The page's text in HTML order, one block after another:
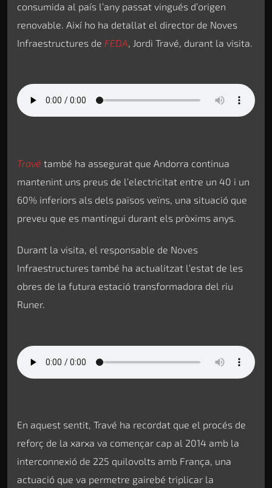
consumida al país l’any passat vingués d’origen
renovable. Així ho ha detallat el director de Noves
Infraestructures de FEDA, Jordi Travé, durant la visita.
Travé també ha assegurat que Andorra continua
mantenint uns preus de l’electricitat entre un 40 i un
60% inferiors als dels països veïns, una situació que
preveu que es mantingui durant els pròxims anys.
Durant la visita, el responsable de Noves
Infraestructures també ha actualitzat l’estat de les
obres de la futura estació transformadora del riu
Runer.
En aquest sentit, Travé ha recordat que el procés de
reforç de la xarxa va començar cap al 2014 amb la
interconnexió de 225 quilovolts amb França, una
actuació que va permetre gairebé triplicar la